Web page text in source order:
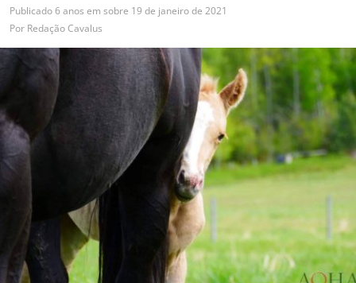
Publicado6 anos em sobre 19 de janeiro de 2021
Por Redação Cavalus